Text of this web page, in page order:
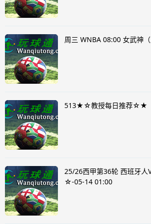
周三 WNBA 08:00 女武神
513★☆教授每日推荐☆★
25/26西甲第36轮 西班牙人
☆-05-14 01:00